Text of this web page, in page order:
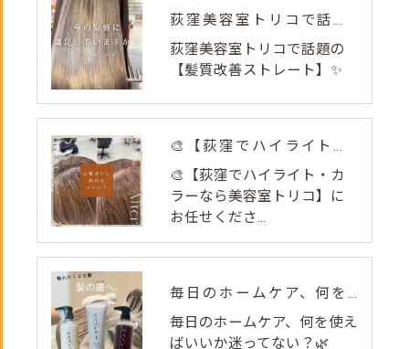
荻窪美容室トリコで話題の【髪質改善ストレート】✨
荻窪美容室トリコで話題の
【髪質改善ストレート】✨
🎨【荻窪でハイライト・カラーなら美容室トリコ】にお任せくださ...
🎨【荻窪でハイライト・カ
ラーなら美容室トリコ】に
お任せくださ...
毎日のホームケア、何を使えばいいか迷ってない？🌿
毎日のホームケア、何を使え
ばいいか迷ってない？🌿